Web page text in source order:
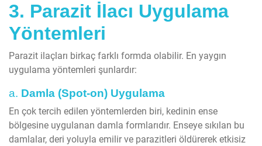
3. Parazit İlacı Uygulama
Yöntemleri
Parazit ilaçları birkaç farklı formda olabilir. En yaygın
uygulama yöntemleri şunlardır:
a. Damla (Spot-on) Uygulama
En çok tercih edilen yöntemlerden biri, kedinin ense
bölgesine uygulanan damla formlarıdır. Enseye sıkılan bu
damlalar, deri yoluyla emilir ve parazitleri öldürerek etkisiz